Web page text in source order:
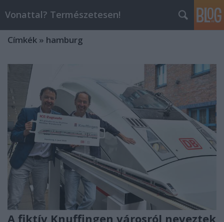
Vonattal? Természetesen!
Címkék » hamburg
A fiktív Knuffingen városról neveztek